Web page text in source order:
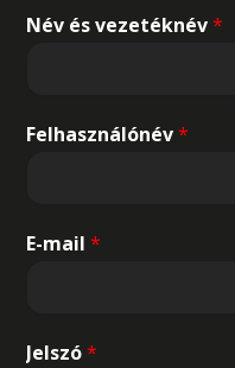
Név és vezetéknév*
Felhasználónév*
E-mail*
Jelszó*